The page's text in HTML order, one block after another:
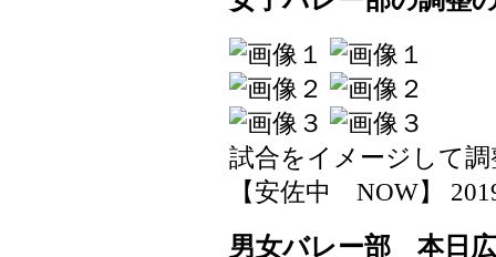
試合をイメージして
【安佐中 NOW】
男女バレー部 本日